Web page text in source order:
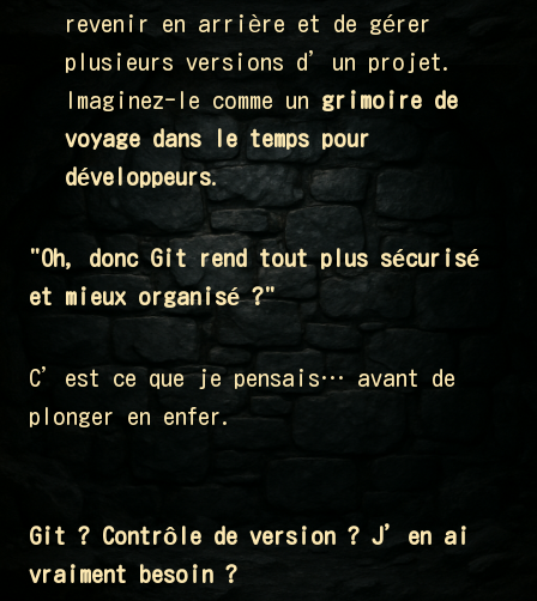
revenir en arrière et de gérer
plusieurs versions d’un projet.
Imaginez-le comme un grimoire de
voyage dans le temps pour
développeurs.
"Oh, donc Git rend tout plus sécurisé
et mieux organisé ?"
C’est ce que je pensais… avant de
plonger en enfer.
Git ? Contrôle de version ? J’en ai
vraiment besoin ?